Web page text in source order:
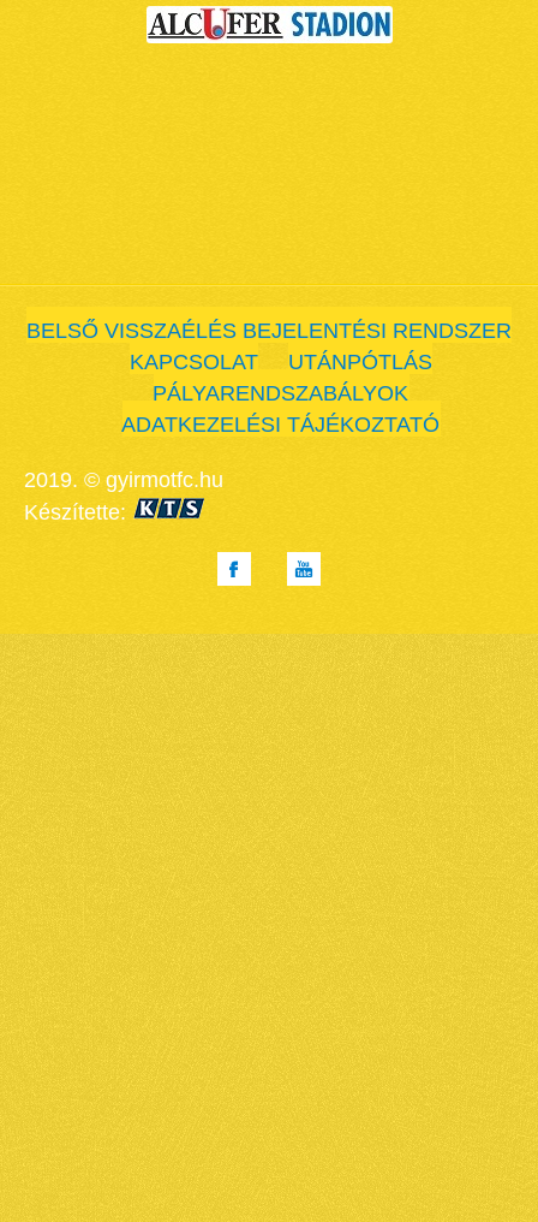
BELSŐ VISSZAÉLÉS BEJELENTÉSI RENDSZER
KAPCSOLAT
UTÁNPÓTLÁS
PÁLYARENDSZABÁLYOK
ADATKEZELÉSI TÁJÉKOZTATÓ
2019. © gyirmotfc.hu
Készítette: